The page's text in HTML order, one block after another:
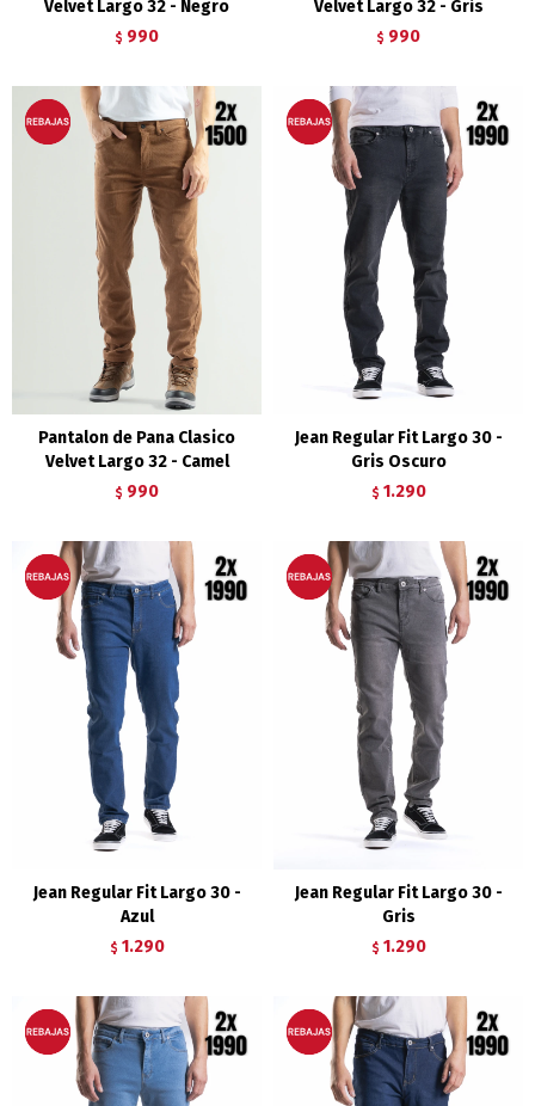
Velvet Largo 32 - Negro
$ 990
Velvet Largo 32 - Gris
$ 990
Pantalon de Pana Clasico
Velvet Largo 32 - Camel
$ 990
Jean Regular Fit Largo 30 -
Gris Oscuro
$ 1.290
Jean Regular Fit Largo 30 -
Azul
$ 1.290
Jean Regular Fit Largo 30 -
Gris
$ 1.290